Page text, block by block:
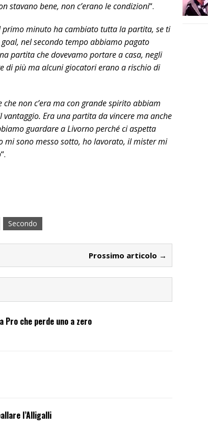
stavano bene, non c’erano le condizioni“.
primo minuto ha cambiato tutta la partita, se ti
nel secondo tempo abbiamo pagato
partita che dovevamo portare a casa, negli
di più ma alcuni giocatori erano a rischio di
non c’era ma con grande spirito abbiam
Era una partita da vincere ma anche
guardare a Livorno perché ci aspetta
mi sono messo sotto, ho lavorato, il mister mi
“.
Secondo
Prossimo articolo →
che perde uno a zero
l’Alligalli